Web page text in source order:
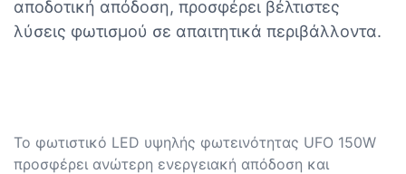
αποδοτική απόδοση, προσφέρει βέλτιστες
λύσεις φωτισμού σε απαιτητικά περιβάλλοντα.
Το φωτιστικό LED υψηλής φωτεινότητας UFO 150W
προσφέρει ανώτερη ενεργειακή απόδοση και